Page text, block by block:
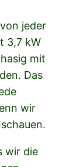
jeder
3,7 kW
mit
Das
wir
wir die